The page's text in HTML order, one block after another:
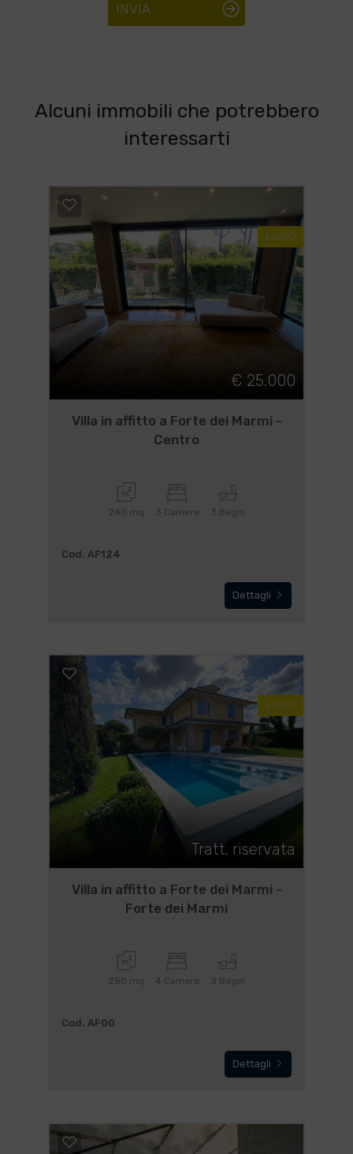
INVIA
Alcuni immobili che potrebbero
interessarti
LUSSO
€ 25.000
Villa in affitto a Forte dei Marmi -
Centro
240 mq 3 Camere 3 Bagni
Cod. AF124
Dettagli
LUSSO
Tratt. riservata
Villa in affitto a Forte dei Marmi -
Forte dei Marmi
250 mq 4 Camere 3 Bagni
Cod. AF00
Dettagli